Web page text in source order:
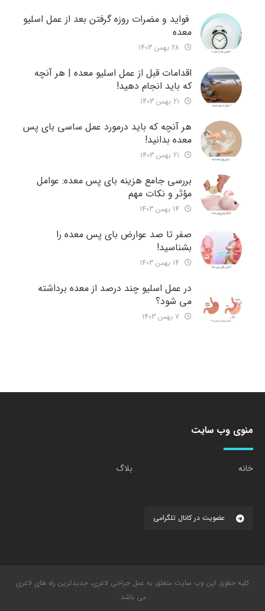
فواید و مضرات روزه گرفتن بعد از عمل اسلیو
معده
اقدامات قبل از عمل اسلیو معده | هر آنچه
که باید انجام دهید!
هر آنچه که باید درمورد عمل ساسی بای پس
معده بدانید!
بررسی جامع هزینه‌ بای پس معده: عوامل
مؤثر و نکات مهم
صفر تا صد عوارض بای پس معده را
بشناسید!
در عمل اسلیو چند درصد از معده برداشته
می شود؟
منوی وب سایت
خانه بلاگ
عضویت در کانال تلگرامی
کلیه حقوق این وب سایت متعلق به عمل جراحی لاغری، جدیدترین راه های لاغری
می باشد.